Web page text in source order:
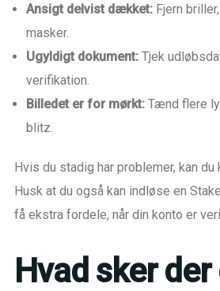
Ansigt delvist dækket: Fjern
masker.
Ugyldigt dokument: Tjek
verifikation.
Billedet er for mørkt: Tænd flere
blitz.
Hvis du stadig har problemer, kan
Husk at du også kan indløse en
få ekstra fordele, når din konto er
Hvad sker